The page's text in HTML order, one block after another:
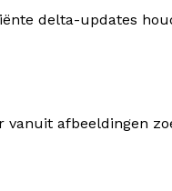
delta-updates
vanuit afbeeldingen